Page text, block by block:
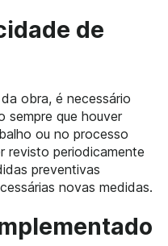
de
obra, é necessário
sempre que houver
ou no processo
revisto periodicamente
preventivas
novas medidas.